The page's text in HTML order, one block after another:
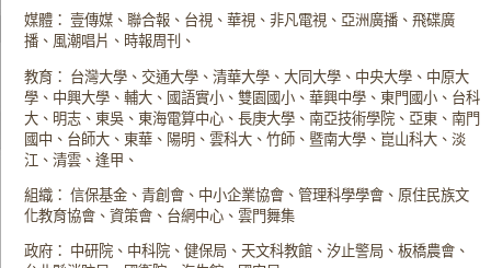
媒體： 壹傳媒、聯合報、台視、華視、非凡電視、亞洲廣播、飛碟廣
播、風潮唱片、時報周刊、
教育： 台灣大學、交通大學、清華大學、大同大學、中央大學、中原大
學、中興大學、輔大、國語實小、雙園國小、華興中學、東門國小、台科
大、明志、東吳、東海電算中心、長庚大學、南亞技術學院、亞東、南門
國中、台師大、東華、陽明、雲科大、竹師、暨南大學、崑山科大、淡
江、清雲、逢甲、
組織： 信保基金、青創會、中小企業協會、管理科學學會、原住民族文
化教育協會、資策會、台網中心、雲門舞集
政府： 中研院、中科院、健保局、天文科教館、汐止警局、板橋農會、